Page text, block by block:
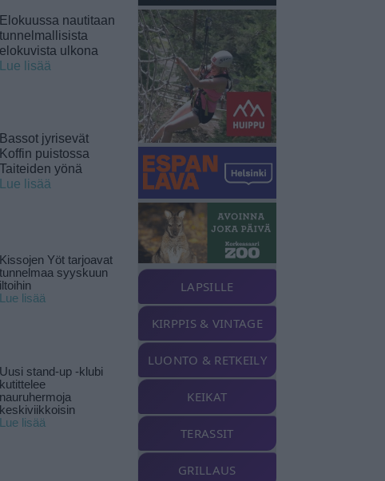
Elokuussa nautitaan
tunnelmallisista
elokuvista ulkona
Lue lisää
Bassot jyrisevät
Koffin puistossa
Taiteiden yönä
Lue lisää
Kissojen Yöt tarjoavat
tunnelmaa syyskuun
iltoihin
Lue lisää
Uusi stand-up -klubi
kutittelee
nauruhermoja
keskiviikkoisin
Lue lisää
LAPSILLE
KIRPPIS & VINTAGE
LUONTO & RETKEILY
KEIKAT
TERASSIT
GRILLAUS